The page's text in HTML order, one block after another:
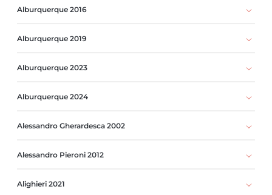
Alburquerque 2016
Alburquerque 2019
Alburquerque 2023
Alburquerque 2024
Alessandro Gherardesca 2002
Alessandro Pieroni 2012
Alighieri 2021